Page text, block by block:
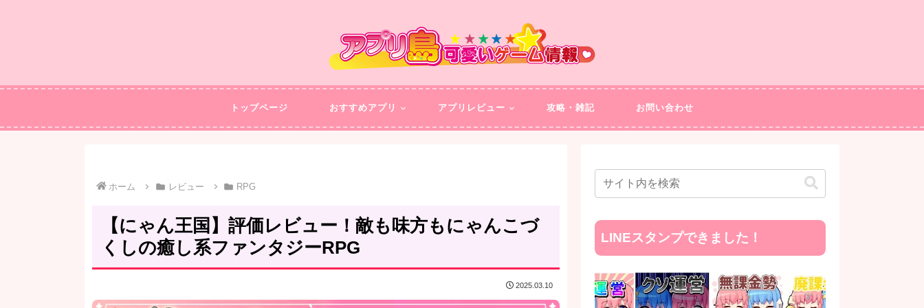
トップページ おすすめアプリ アプリレビュー 攻略・雑記 お問い合わせ
ホーム レビュー RPG
【にゃん王国】評価レビュー！敵も味方もにゃんこづ
くしの癒し系ファンタジーRPG
2025.03.10
LINEスタンプできました！